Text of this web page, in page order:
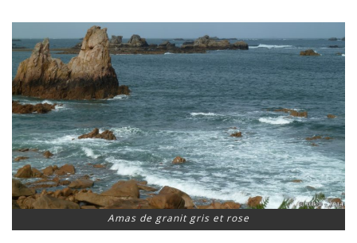
Amas de granit gris et rose